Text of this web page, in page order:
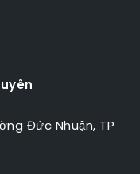
Đức Nhuận, TP